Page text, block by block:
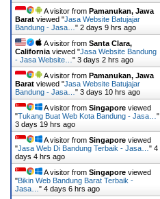
A visitor from Pamanukan, Jawa
Barat viewed "Jasa Website Batujajar
Bandung - Jasa… " 2 days 9 hrs ago
A visitor from Santa Clara,
California viewed "Jasa Website Bandung
- Jasa Website… " 3 days 2 hrs ago
A visitor from Pamanukan, Jawa
Barat viewed "Jasa Website Batujajar
Bandung - Jasa… " 3 days 10 hrs ago
A visitor from Singapore viewed
"Tukang Buat Web Kota Bandung - Jasa… "
3 days 19 hrs ago
A visitor from Singapore viewed
"Jasa Web Di Bandung Terbaik - Jasa… " 4
days 4 hrs ago
A visitor from Singapore viewed
"Bikin Web Bandung Barat Terbaik -
Jasa… " 4 days 6 hrs ago